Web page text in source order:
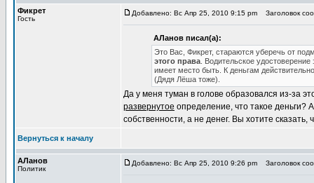
Фикрет
Гость
Добавлено: Вс Апр 25, 2010 9:15 pm Заголовок
АЛанов писал(а):
Это Вас, Фикрет, стараются уберечь от
этого права . Водительское
имеет место быть. К деньгам
(Дядя Лёша тоже).
Да у меня туман в голове образовался из-за
развернутое определение, что такое деньги?
собственности, а не денег. Вы хотите сказать,
Вернуться к началу
АЛанов
Политик
Добавлено: Вс Апр 25, 2010 9:26 pm Заголовок